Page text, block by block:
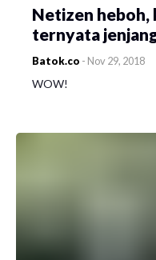
Netizen heboh,
ternyata
Batok.co - Nov 29, 2018
WOW!